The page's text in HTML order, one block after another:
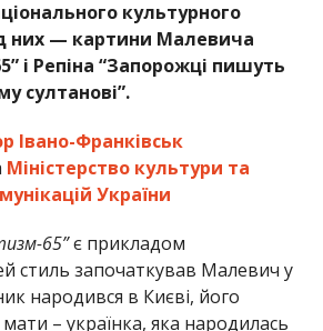
культурного
них — картини Малевича
і Репіна “Запорожці пишуть
султанові”.
Івано-Франківськ
Міністерство культури та
України
65”є прикладом
стиль започаткував Малевич у
народився в Києві, його
– українка, яка народилась